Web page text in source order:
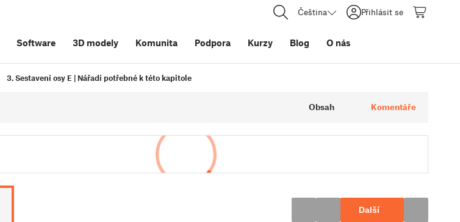
Čeština Přihlásit se
Software 3D modely Komunita Podpora Kurzy Blog O nás
3. Sestavení osy E | Nářadí potřebné k této kapitole
Obsah Komentáře
Další